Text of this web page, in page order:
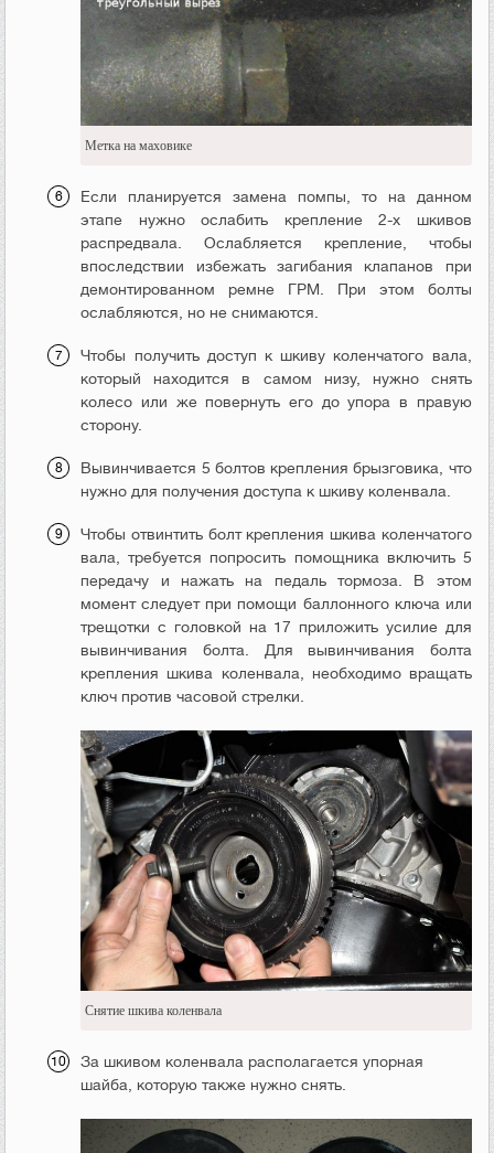
Метка на маховике
Если планируется замена помпы, то на данном
этапе нужно ослабить крепление 2-х шкивов
распредвала. Ослабляется крепление, чтобы
впоследствии избежать загибания клапанов при
демонтированном ремне ГРМ. При этом болты
ослабляются, но не снимаются.
Чтобы получить доступ к шкиву коленчатого вала,
который находится в самом низу, нужно снять
колесо или же повернуть его до упора в правую
сторону.
Вывинчивается 5 болтов крепления брызговика, что
нужно для получения доступа к шкиву коленвала.
Чтобы отвинтить болт крепления шкива коленчатого
вала, требуется попросить помощника включить 5
передачу и нажать на педаль тормоза. В этом
момент следует при помощи баллонного ключа или
трещотки с головкой на 17 приложить усилие для
вывинчивания болта. Для вывинчивания болта
крепления шкива коленвала, необходимо вращать
ключ против часовой стрелки.
Снятие шкива коленвала
За шкивом коленвала располагается упорная
шайба, которую также нужно снять.